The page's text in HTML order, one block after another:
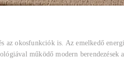
az okosfunkciók is. Az emelkedő
működő modern